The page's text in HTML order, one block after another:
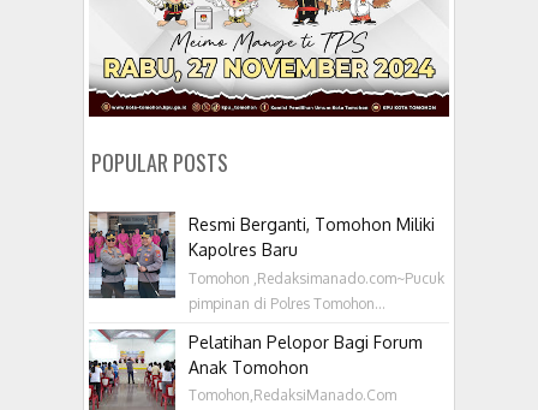
POPULAR POSTS
Resmi Berganti, Tomohon Miliki
Kapolres Baru
Tomohon ,Redaksimanado.com~Pucuk
pimpinan di Polres Tomohon...
Pelatihan Pelopor Bagi Forum
Anak Tomohon
Tomohon,RedaksiManado.Com